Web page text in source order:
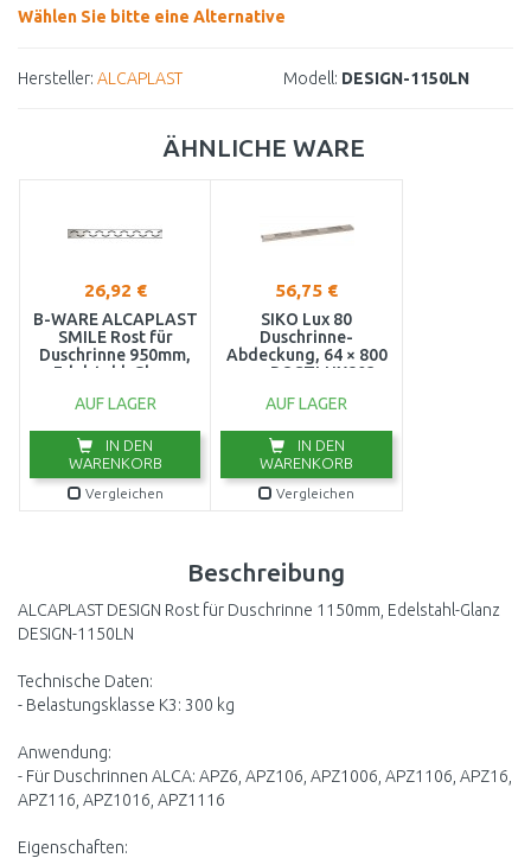
Wählen Sie bitte eine Alternative
Hersteller: ALCAPLAST Modell: DESIGN-1150LN
ÄHNLICHE WARE
26,92 €
B-WARE ALCAPLAST
SMILE Rost für
Duschrinne 950mm,
Edelstahl-Glanz
AUSVERPACKT
AUF LAGER
IN DEN
WARENKORB
Vergleichen
56,75 €
SIKO Lux 80
Duschrinne-
Abdeckung, 64 × 800
mm ROSTLUX803
AUF LAGER
IN DEN
WARENKORB
Vergleichen
Beschreibung
ALCAPLAST DESIGN Rost für Duschrinne 1150mm, Edelstahl-Glanz
DESIGN-1150LN
Technische Daten:
- Belastungsklasse K3: 300 kg
Anwendung:
- Für Duschrinnen ALCA: APZ6, APZ106, APZ1006, APZ1106, APZ16,
APZ116, APZ1016, APZ1116
Eigenschaften: